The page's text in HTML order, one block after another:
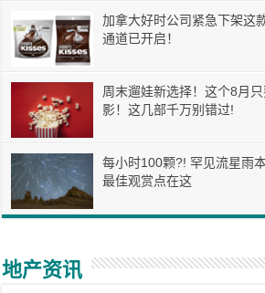
加拿大好时公司紧急下架这
通道已开启！
周末遛娃新选择！这个8月
影！这几部千万别错过!
每小时100颗?! 罕见流星雨
最佳观赏点在这
地产资讯